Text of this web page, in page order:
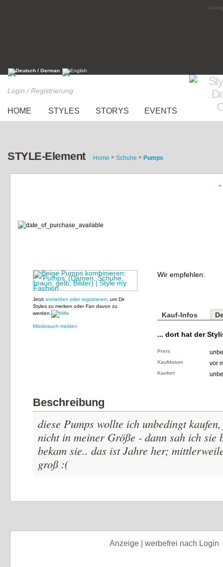
Login / Registrierung
HOME STYLES STORYS EVENTS
STYLE-Element Home » Schuhe » Pumps
«
Jetzt anmelden oder registrieren , um Dir
Styles zu merken oder Fan davon zu
werden.
Missbrauch melden
Wir empfehlen:
Kauf-Infos
... dort hat der
Preis
Kaufdatum vor
Kaufort
Beschreibung
diese Pumps wollte ich unbedingt
nicht in meiner Größe - dann sah ich sie
bekam sie.. das ist Jahre her;
groß :(
Anzeige | werbefrei nach Login